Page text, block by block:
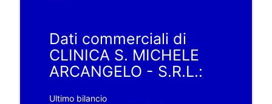
Dati commerciali di
CLINICA S. MICHELE
ARCANGELO - S.R.L.:
Ultimo bilancio